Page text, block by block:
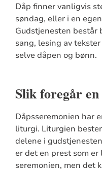
Dåp finner vanligvis
søndag, eller i en
Gudstjenesten består
sang, lesing av
selve dåpen og bønn.
Slik foregår
Dåpsseremonien har
liturgi. Liturgien
delene i
er det en prest som
seremonien, men det